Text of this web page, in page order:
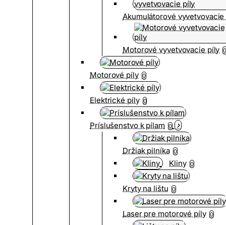
Akumulátorové
Motorové vyvetvovacie píly
Motorové píly 0
Elektrické píly 0
Príslušenstvo k pílam 0
Držiak pilníka 0
Kliny 0
Kryty na lištu 0
Laser pre motorové píly 0